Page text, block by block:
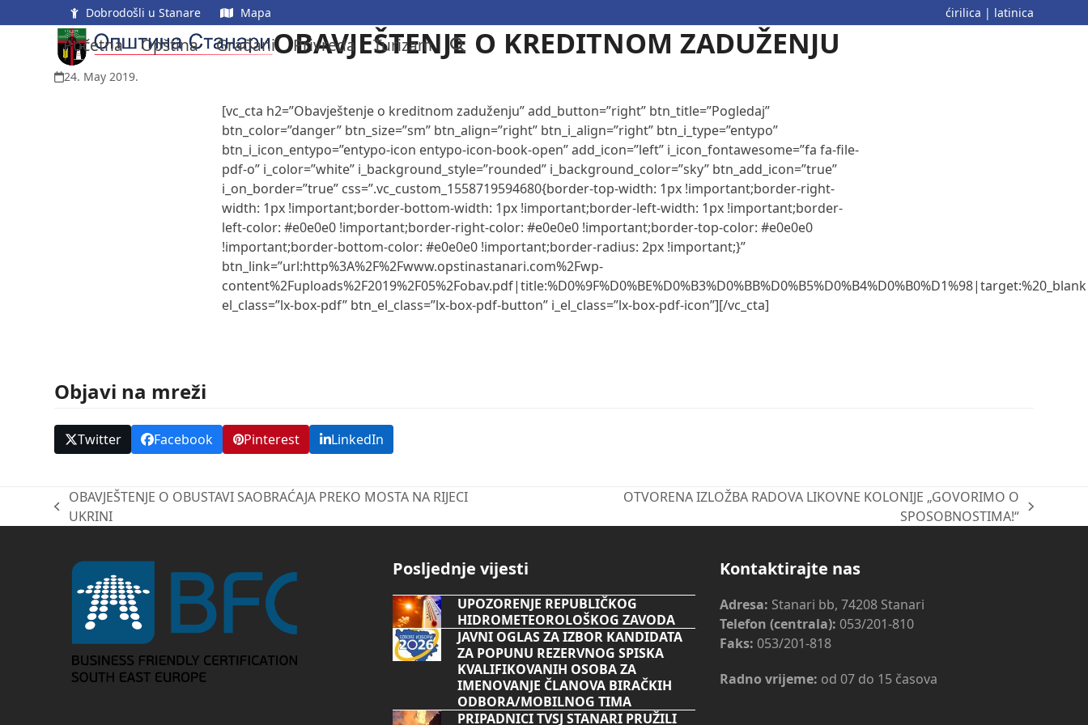
to
Dobrodošli u Stanare Mapa ćirilica | latinica
Početna Opština Građani Privreda Turizam
OBAVJEŠTENJE O KREDITNOM ZADUŽENJU
24. May 2019.
[vc_cta h2=”Obavještenje o kreditnom zaduženju” add_button=”right” btn_title=”Pogledaj”
btn_color=”danger” btn_size=”sm” btn_align=”right” btn_i_align=”right” btn_i_type=”entypo”
btn_i_icon_entypo=”entypo-icon entypo-icon-book-open” add_icon=”left” i_icon_fontawesome=”fa fa-file-
pdf-o” i_color=”white” i_background_style=”rounded” i_background_color=”sky” btn_add_icon=”true”
i_on_border=”true” css=”.vc_custom_1558719594680{border-top-width: 1px !important;border-right-
width: 1px !important;border-bottom-width: 1px !important;border-left-width: 1px !important;border-
left-color: #e0e0e0 !important;border-right-color: #e0e0e0 !important;border-top-color: #e0e0e0
!important;border-bottom-color: #e0e0e0 !important;border-radius: 2px !important;}”
btn_link=”url:http%3A%2F%2Fwww.opstinastanari.com%2Fwp-
el_class=”lx-box-pdf” btn_el_class=”lx-box-pdf-button” i_el_class=”lx-box-pdf-icon”][/vc_cta]
Objavi na mreži
Twitter Facebook Pinterest LinkedIn
previous
OBAVJEŠTENJE O OBUSTAVI SAOBRAĆAJA PREKO MOSTA NA RIJECI
UKRINI
OTVORENA IZLOŽBA RADOVA LIKOVNE KOLONIJE „GOVORIMO O
SPOSOBNOSTIMA!“
Posljednje vijesti
UPOZORENJE REPUBLIČKOG
HIDROMETEOROLOŠKOG ZAVODA
JAVNI OGLAS ZA IZBOR KANDIDATA
ZA POPUNU REZERVNOG SPISKA
KVALIFIKOVANIH OSOBA ZA
IMENOVANJE ČLANOVA BIRAČKIH
ODBORA/MOBILNOG TIMA
PRIPADNICI TVSJ STANARI PRUŽILI
Kontaktirajte nas
Adresa: Stanari bb, 74208 Stanari
Telefon (centrala): 053/201-810
Faks: 053/201-818
Radno vrijeme: od 07 do 15 časova